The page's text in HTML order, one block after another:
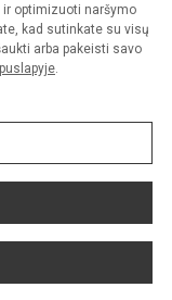
optimizuoti naršymo
kad sutinkate su visų
arba pakeisti savo
.
griežtai draudžiama.